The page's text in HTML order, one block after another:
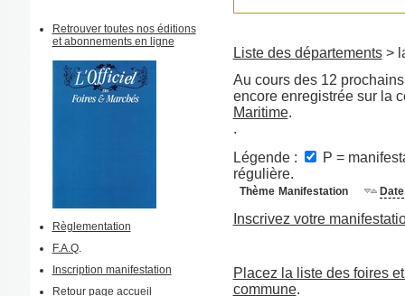
Retrouver toutes nos éditions
et abonnements en ligne
Règlementation
F.A.Q.
Inscription manifestation
Retour page accueil
Liste des départements>
Au cours des 12
encore enregistrée sur la
Maritime.
.
Légende :
P =
régulière.
Thème Manifestation Date
Inscrivez votre
Placez la liste des foires
commune.